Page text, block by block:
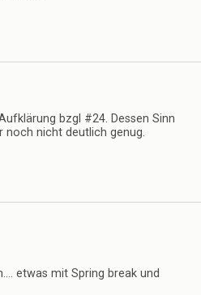
bzgl #24. Dessen Sinn
noch nicht deutlich genug.
etwas mit Spring break und